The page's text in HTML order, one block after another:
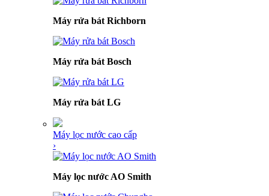
Máy rửa bát Richborn
Máy rửa bát Bosch
Máy rửa bát LG
Máy lọc nước cao cấp
›
Máy lọc nước AO Smith